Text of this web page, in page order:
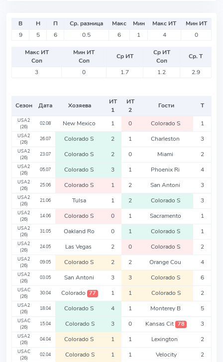
В Н П Ср. разница Макс Мин Макс ИТ
Мин ИТ
9
5 6 0.5 6 1 4 0
Макс ИТ
Соп
Мин ИТ
Соп
Ср ИТ
Ср ИТ
Соп
Ср. Т
3
0 1.7 1.2 2.9
Сезон Дата Хозяева
ИТ
1
ИТ
2
Гости Т
USA2
(26)
02.08 New Mexico 1 0 Colorado S 1
USA2
(26)
26.07 Colorado S 2 1 Charleston 3
USA2
(26)
23.07 Colorado S 2 0 Miami 2
USA2
(26)
05.07 Colorado S 3 1 Phoenix Ri 4
USA2
(26)
25.06 Colorado S 1 2 San Antoni 3
USA2
(26)
21.06 Tulsa 1 2 Colorado S 3
USA2
(26)
14.06 Colorado S 0 1 Sacramento 1
USA2
(26)
31.05 Oakland Ro 0 1 Colorado S 1
USA2
(26)
24.05 Las Vegas 2 0 Colorado S 2
USA2
(26)
09.05 Colorado S 2 2 Orange Cou 4
USA2
(26)
03.05 San Antoni 3 3 Colorado S 6
USAC
(26)
30.04 Colorado 77 1 1 Colorado S 2
USA2
(26)
18.04 Colorado S 4 1 Monterey B 5
USAC
(26)
15.04 Colorado S 3 0 Kansas Cit 78 3
USA2
(26)
04.04 Colorado S 1 1 Lexington 2
USAC
(26)
02.04 Colorado S 1 1 Velocity 2